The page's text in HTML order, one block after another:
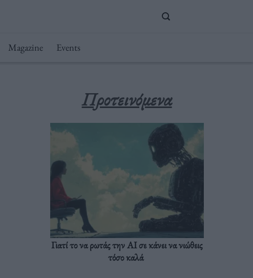
Magazine Events
Προτεινόμενα
Γιατί το να ρωτάς την AI σε κάνει να νιώθεις
τόσο καλά